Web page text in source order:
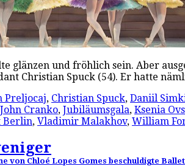
glänzen und fröhlich sein. Aber
Christian Spuck (54). Er hatte
Preljocaj, Christian Spuck, Daniil
John Cranko, Jubiläumsgala, Ksenia
Berlin, Vladimir Malakhov, William
von Chloé Lopes Gomes beschuldigte